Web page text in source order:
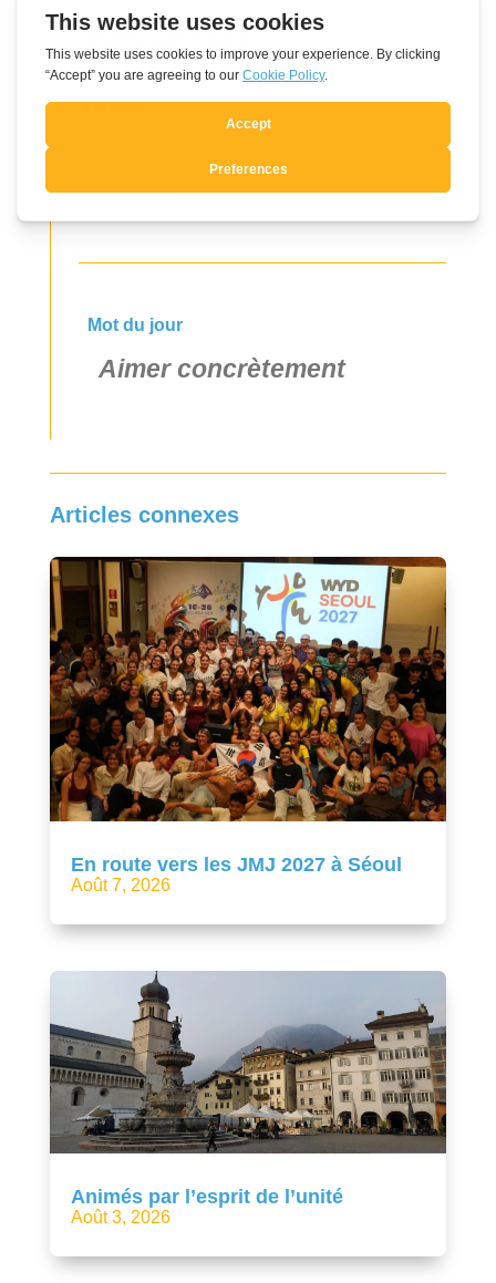
field
blank
Langue
Oui, je souhaite m'inscrire
Mot du jour
Aimer concrètement
Articles connexes
En route vers les JMJ 2027 à Séoul
Août 7, 2026
Animés par l’esprit de l’unité
Août 3, 2026